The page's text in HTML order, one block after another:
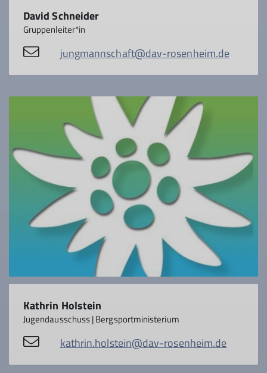
David Schneider
Gruppenleiter*in
jungmannschaft@dav-rosenheim.de
Kathrin Holstein
Jugendausschuss | Bergsportministerium
kathrin.holstein@dav-rosenheim.de